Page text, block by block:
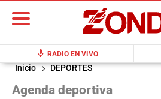
mic RADIO EN VIVO
Inicio DEPORTES
Agenda deportiva